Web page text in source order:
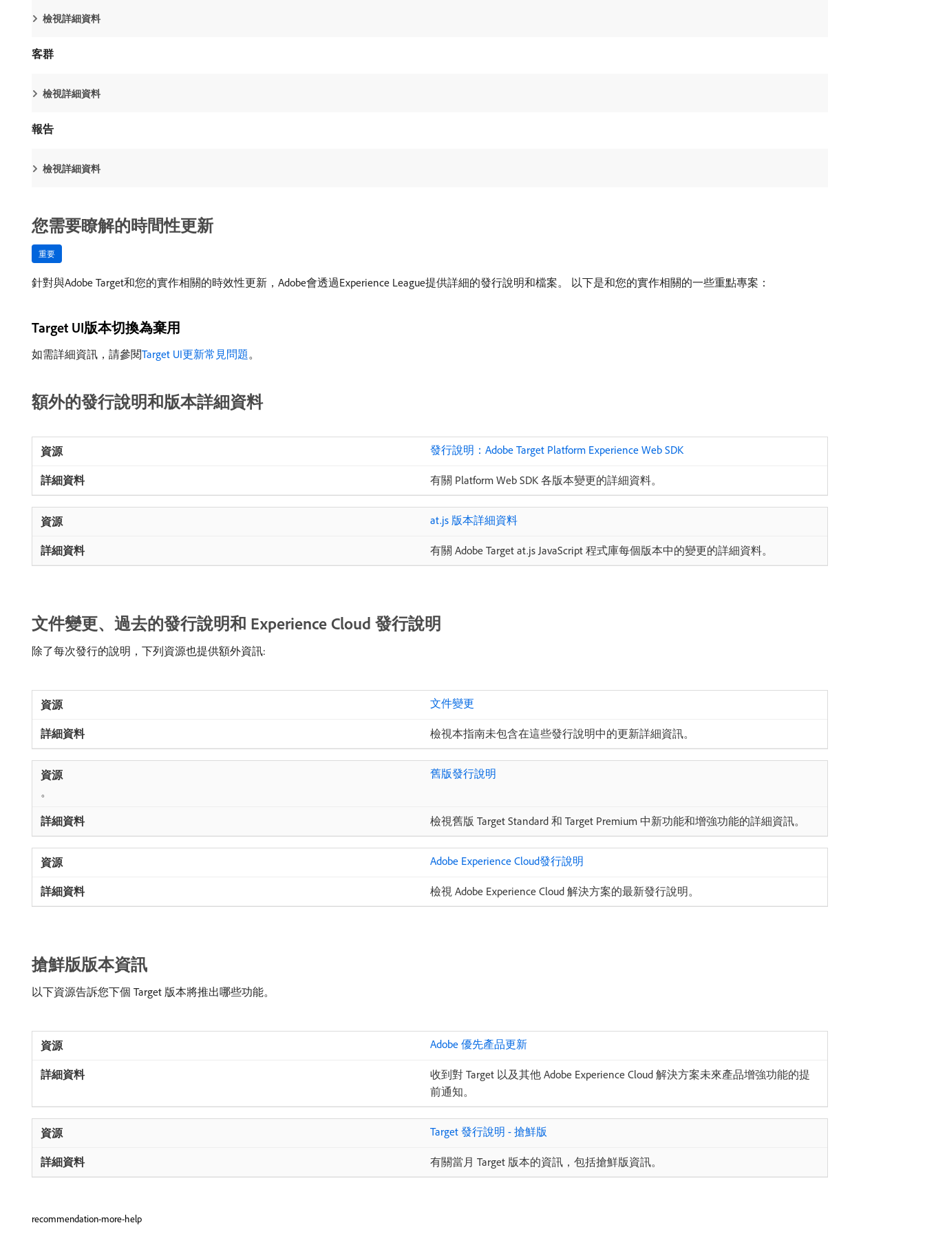
檢視詳細資料
客群
檢視詳細資料
報告
檢視詳細資料
您需要瞭解的時間性更新
重要
針對與Adobe Target和您的實作相關的時效性更新，Adobe會透過Experience League提供詳細的發行說明和檔案。 以下是和您的實作相關的一些重點專案：
Target UI版本切換為棄用
如需詳細資訊，請參閱Target UI更新常見問題。
額外的發行說明和版本詳細資料
發行說明：Adobe Target Platform Experience Web SDK
有關 Platform Web SDK 各版本變更的詳細資料。
at.js 版本詳細資料
有關 Adobe Target at.js JavaScript 程式庫每個版本中的變更的詳細資料。
文件變更、過去的發行說明和 Experience Cloud 發行說明
除了每次發行的說明，下列資源也提供額外資訊:
文件變更
檢視本指南未包含在這些發行說明中的更新詳細資訊。
舊版發行說明
。
檢視舊版 Target Standard 和 Target Premium 中新功能和增強功能的詳細資訊。
Adobe Experience Cloud發行說明
檢視 Adobe Experience Cloud 解決方案的最新發行說明。
搶鮮版版本資訊
以下資源告訴您下個 Target 版本將推出哪些功能。
Adobe 優先產品更新
收到對 Target 以及其他 Adobe Experience Cloud 解決方案未來產品增強功能的提
前通知。
Target 發行說明 - 搶鮮版
有關當月 Target 版本的資訊，包括搶鮮版資訊。
recommendation-more-help